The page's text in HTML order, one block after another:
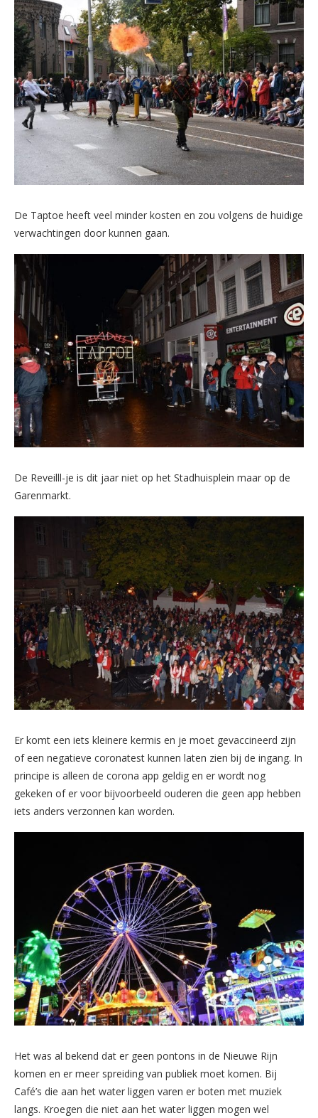
De Taptoe heeft veel minder kosten en zou volgens de huidige
verwachtingen door kunnen gaan.
De Reveilll-je is dit jaar niet op het Stadhuisplein maar op de
Garenmarkt.
Er komt een iets kleinere kermis en je moet gevaccineerd zijn
of een negatieve coronatest kunnen laten zien bij de ingang. In
principe is alleen de corona app geldig en er wordt nog
gekeken of er voor bijvoorbeeld ouderen die geen app hebben
iets anders verzonnen kan worden.
Het was al bekend dat er geen pontons in de Nieuwe Rijn
komen en er meer spreiding van publiek moet komen. Bij
Café’s die aan het water liggen varen er boten met muziek
langs. Kroegen die niet aan het water liggen mogen wel